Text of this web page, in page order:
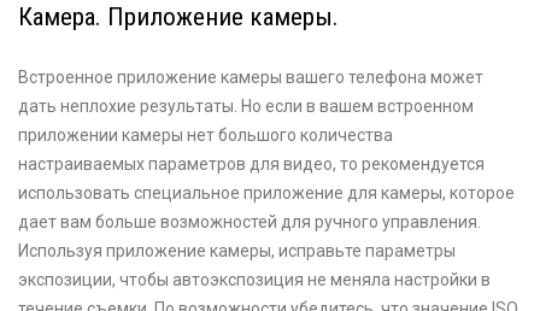
Камера. Приложение камеры.
Встроенное приложение камеры вашего телефона может
дать неплохие результаты. Но если в вашем встроенном
приложении камеры нет большого количества
настраиваемых параметров для видео, то рекомендуется
использовать специальное приложение для камеры, которое
дает вам больше возможностей для ручного управления.
Используя приложение камеры, исправьте параметры
экспозиции, чтобы автоэкспозиция не меняла настройки в